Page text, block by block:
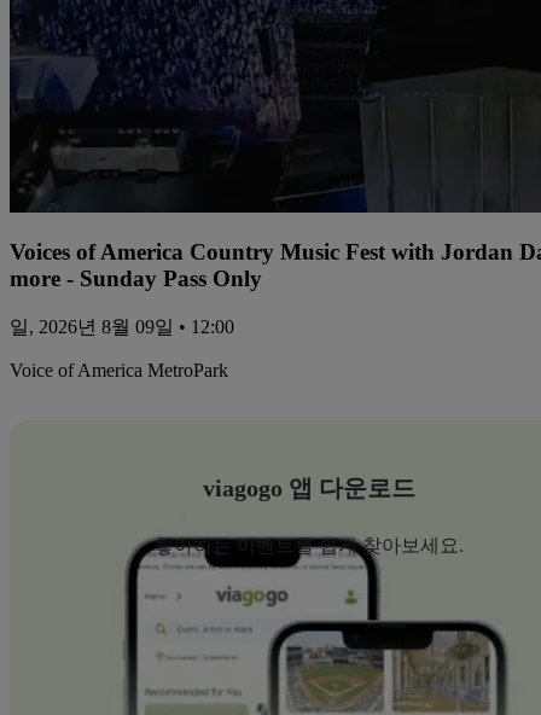
Voices of America Country Music Fest with Jordan
more - Sunday Pass Only
일, 2026년 8월 09일 • 12:00
Voice of America MetroPark
viagogo 앱 다운로드
좋아하는 이벤트를 쉽게 찾아보세요.